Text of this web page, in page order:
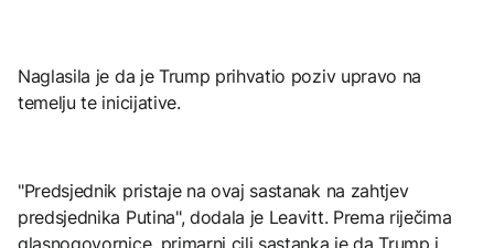
Naglasila je da je Trump prihvatio poziv upravo na
temelju te inicijative.
"Predsjednik pristaje na ovaj sastanak na zahtjev
predsjednika Putina", dodala je Leavitt. Prema riječima
glasnogovornice, primarni cilj sastanka je da Trump i